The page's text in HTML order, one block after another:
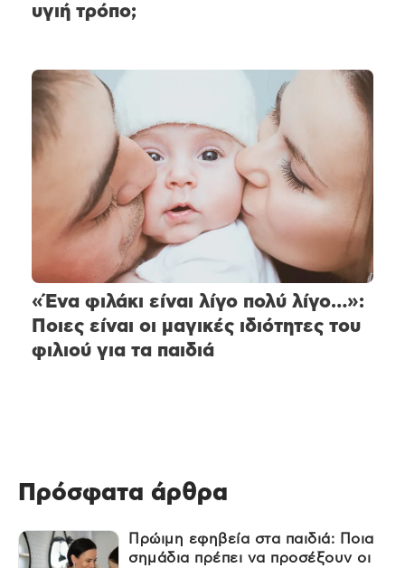
υγιή τρόπο;
«Ένα φιλάκι είναι λίγο πολύ λίγο…»:
Ποιες είναι οι μαγικές ιδιότητες του
φιλιού για τα παιδιά
Πρόσφατα άρθρα
Πρώιμη εφηβεία στα παιδιά: Ποια
σημάδια πρέπει να προσέξουν οι